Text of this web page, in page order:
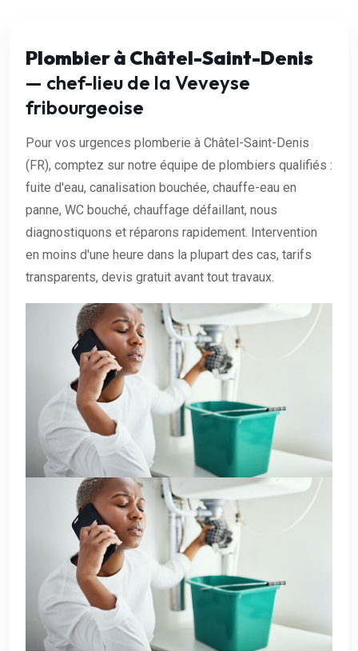
Plombier à Châtel-Saint-Denis
— chef-lieu de la Veveyse
fribourgeoise
Pour vos urgences plomberie à Châtel-Saint-Denis
(FR), comptez sur notre équipe de plombiers qualifiés :
fuite d'eau, canalisation bouchée, chauffe-eau en
panne, WC bouché, chauffage défaillant, nous
diagnostiquons et réparons rapidement. Intervention
en moins d'une heure dans la plupart des cas, tarifs
transparents, devis gratuit avant tout travaux.